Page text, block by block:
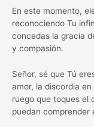
En este momento,
reconociendo Tu
concedas la gracia
y compasión.
Señor, sé que Tú
amor, la discordia
ruego que toques el
puedan comprender